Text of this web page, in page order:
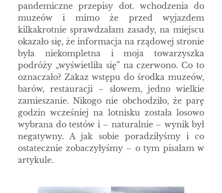
pandemiczne przepisy dot. wchodzenia do
muzeów i mimo że przed wyjazdem
kilkakrotnie sprawdzałam zasady, na miejscu
okazało się, że informacja na rządowej stronie
była niekompletna i moja towarzyszka
podróży „wyświetliła się” na czerwono. Co to
oznaczało? Zakaz wstępu do środka muzeów,
barów, restauracji – słowem, jedno wielkie
zamieszanie. Nikogo nie obchodziło, że parę
godzin wcześniej na lotnisku została losowo
wybrana do testów i – naturalnie – wynik był
negatywny. A jak sobie poradziłyśmy i co
ostatecznie zobaczyłyśmy – o tym pisałam w
artykule.